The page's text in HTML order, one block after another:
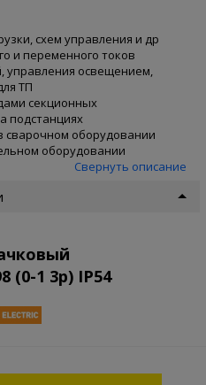
схем управления и др
и переменного токов
управления освещением,
ТП
секционных
подстанциях
оборудовании
оборудовании
Свернуть описание
(0-1 3р) IP54